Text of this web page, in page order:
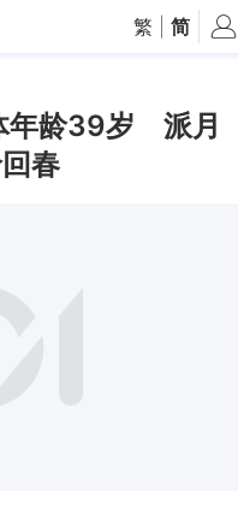
繁 简
年龄39岁 派月
春